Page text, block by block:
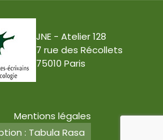
JNE - Atelier 128
7 rue des Récollets
75010 Paris
Mentions légales
: Tabula Rasa